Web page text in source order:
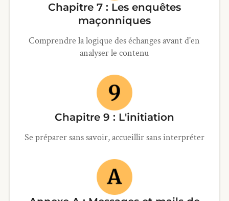
Chapitre 7 : Les enquêtes
maçonniques
Comprendre la logique des échanges avant d'en
analyser le contenu
Chapitre 9 : L'initiation
Se préparer sans savoir, accueillir sans interpréter